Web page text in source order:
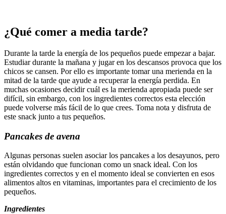
¿Qué comer a media tarde?
Durante la tarde la energía de los pequeños puede empezar a bajar.
Estudiar durante la mañana y jugar en los descansos provoca que los
chicos se cansen. Por ello es importante tomar una merienda en la
mitad de la tarde que ayude a recuperar la energía perdida. En
muchas ocasiones decidir cuál es la merienda apropiada puede ser
difícil, sin embargo, con los ingredientes correctos esta elección
puede volverse más fácil de lo que crees. Toma nota y disfruta de
este snack junto a tus pequeños.
Pancakes de avena
Algunas personas suelen asociar los pancakes a los desayunos, pero
están olvidando que funcionan como un snack ideal. Con los
ingredientes correctos y en el momento ideal se convierten en esos
alimentos altos en vitaminas, importantes para el crecimiento de los
pequeños.
Ingredientes